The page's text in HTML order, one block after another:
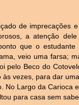
de imprecações
a atenção
que o estudante
veio uma farsa;
pelo Beco do
vezes, para dar
No Largo da Carioca
para casa sem